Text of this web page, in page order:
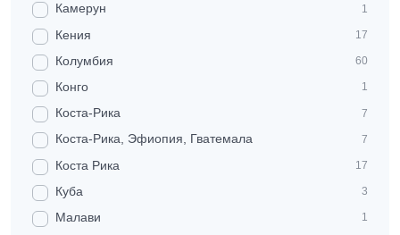
Камерун 1
Кения 17
Колумбия 60
Конго 1
Коста-Рика 7
Коста-Рика, Эфиопия, Гватемала 7
Коста Рика 17
Куба 3
Малави 1